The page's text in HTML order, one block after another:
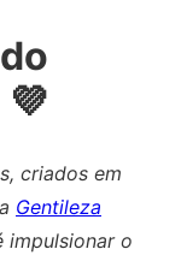
criados em
Gentileza
impulsionar o